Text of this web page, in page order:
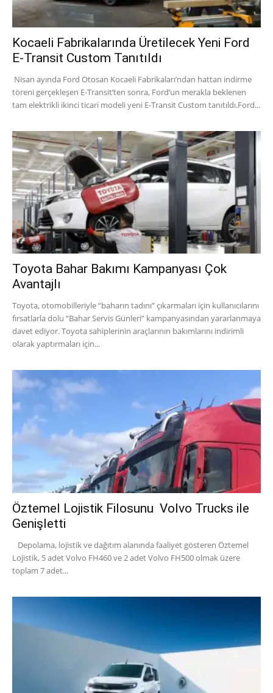
Kocaeli Fabrikalarında Üretilecek Yeni Ford
E-Transit Custom Tanıtıldı
Nisan ayında Ford Otosan Kocaeli Fabrikaları’ndan hattan indirme
töreni gerçekleşen E-Transit’ten sonra, Ford’un merakla beklenen
tam elektrikli ikinci ticari modeli yeni E-Transit Custom tanıtıldı.Ford...
Toyota Bahar Bakımı Kampanyası Çok
Avantajlı
Toyota, otomobilleriyle “baharın tadını” çıkarmaları için kullanıcılarını
fırsatlarla dolu “Bahar Servis Günleri” kampanyasından yararlanmaya
davet ediyor. Toyota sahiplerinin araçlarının bakımlarını indirimli
olarak yaptırmaları için...
Öztemel Lojistik Filosunu Volvo Trucks ile
Genişletti
Depolama, lojistik ve dağıtım alanında faaliyet gösteren Öztemel
Lojistik, 5 adet Volvo FH460 ve 2 adet Volvo FH500 olmak üzere
toplam 7 adet...